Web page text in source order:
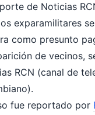
de Noticias
exparamilitares
como presunto
de vecinos,
RCN (canal de
fue reportado por